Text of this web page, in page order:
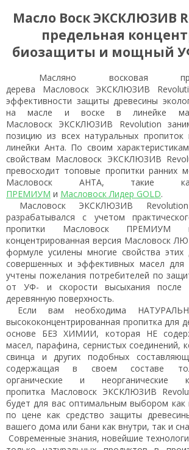
Масло ВоскЭКСКЛЮЗИВ
предельная
биозащиты и мощный
Масляно восковая
дерева Масловоск ЭКСКЛЮЗИВ
эффективности защиты древесины
на масле и воске в линейке
Масловоск ЭКСКЛЮЗИВ Revolution
позицию из всех натуральных
линейки Анта. По своим
свойствам Масловоск ЭКСКЛЮЗИВ
превосходит топовые пропитки ранних
Масловоск АНТА, такие
ПРЕМИУМ и Масловоск Лидер GOLD.
Масловоск ЭКСКЛЮЗИВ
разрабатывался с учетом
пропитки Масловоск
концентрированная версия Масловоск
формуле усилены многие свойства
совершенных и эффективных масел
учтены пожелания потребителей по
от УФ- и скорости высыхания после
деревянную поверхность.
Если вам необходима
высококонцентрированная пропитка для
основе БЕЗ ХИМИИ, которая НЕ
масел, парафина, сернистых соединений,
свинца и других подобных
содержащая в своем составе
органические и неорганические
пропитка Масловоск ЭКСКЛЮЗИВ
будет для вас оптимальным выбором как
по цене как средство защиты
вашего дома или бани как внутри, так и
Современные знания, новейшие